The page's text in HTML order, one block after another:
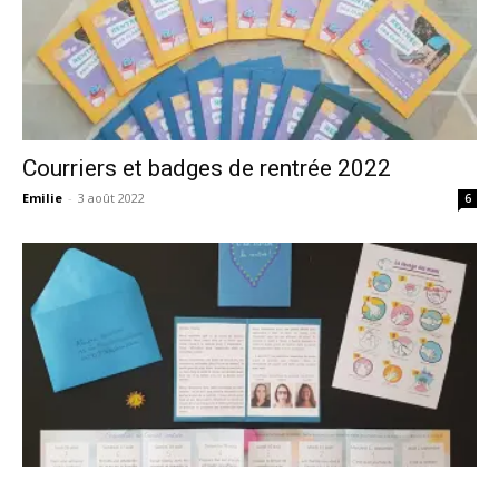
Courriers et badges de rentrée 2022
Emilie - 3 août 2022 6